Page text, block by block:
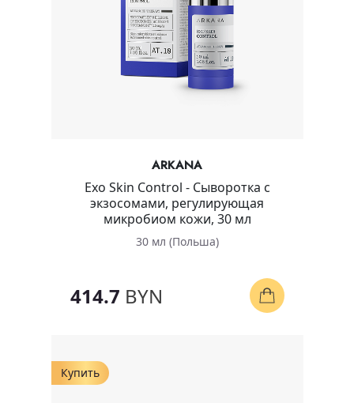
ARKANA
Exo Skin Control - Сыворотка с
экзосомами, регулирующая
микробиом кожи, 30 мл
30 мл (Польша)
414.7 BYN
Купить